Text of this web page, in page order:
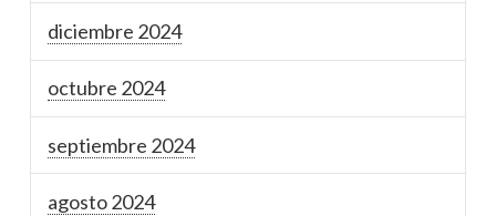
diciembre 2024
octubre 2024
septiembre 2024
agosto 2024